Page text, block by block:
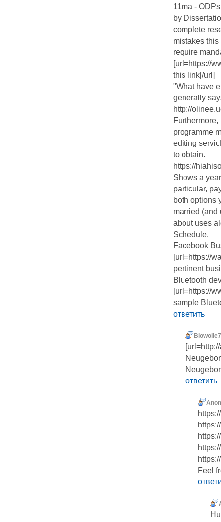
11ma -
by
complete
mistakes
require
[url=https://
this link[/url]
"What have
generally
http://
programme
editing
to obtain.
https://
Shows a
particular,
both options
married (and
about uses
Schedule.
Facebook
[url=https://
pertinent
Bluetooth
[url=https://
sample
ответить
ответить
Feel